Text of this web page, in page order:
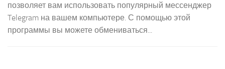
позволяет вам использовать популярный мессенджер
Telegram на вашем компьютере. С помощью этой
программы вы можете обмениваться...